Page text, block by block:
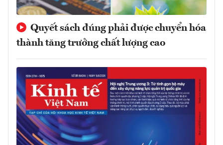
Quyết sách đúng phải được chuyển hóa
thành tăng trưởng chất lượng cao